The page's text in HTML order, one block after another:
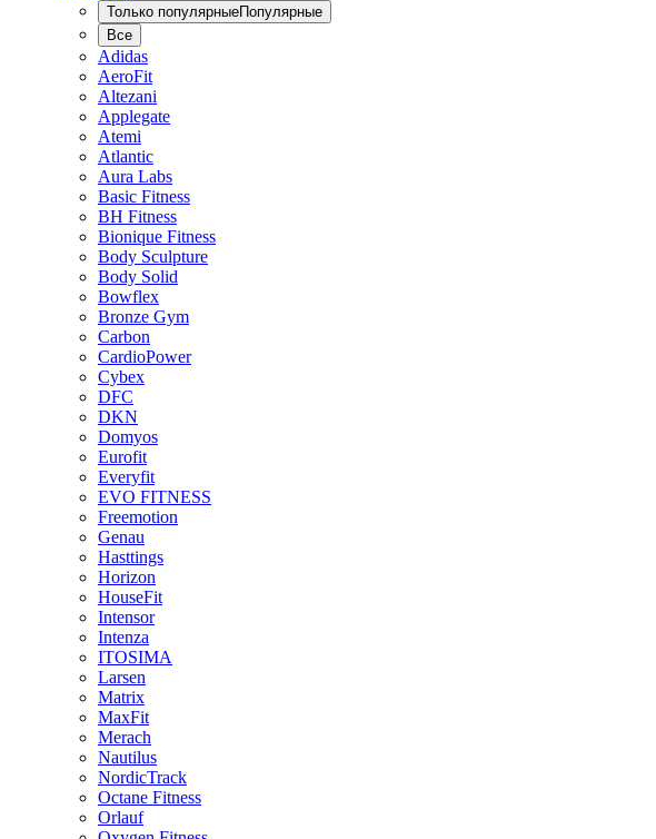
Только популярныеПопулярные
Все
Adidas
AeroFit
Altezani
Applegate
Atemi
Atlantic
Aura Labs
Basic Fitness
BH Fitness
Bionique Fitness
Body Sculpture
Body Solid
Bowflex
Bronze Gym
Carbon
CardioPower
Cybex
DFC
DKN
Domyos
Eurofit
Everyfit
EVO FITNESS
Freemotion
Genau
Hasttings
Horizon
HouseFit
Intensor
Intenza
ITOSIMA
Larsen
Matrix
MaxFit
Merach
Nautilus
NordicTrack
Octane Fitness
Orlauf